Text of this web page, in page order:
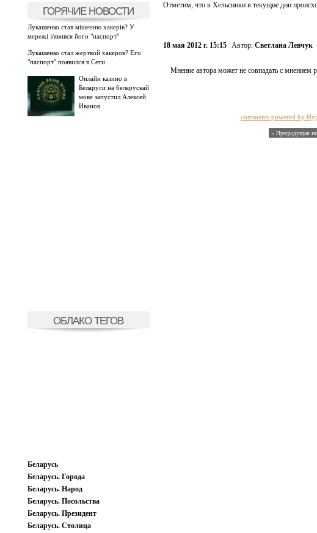
ГОРЯЧИЕ НОВОСТИ
Лукашенко став мішенню хакерів? У
мережі з'явився його "паспорт"
Лукашенко стал жертвой хакеров? Его
"паспорт" появился в Сети
Онлайн казино в
Беларуси на беларускай
мове запустил Алексей
Иванов
ОБЛАКО ТЕГОВ
Беларусь
Беларусь. Города
Беларусь. Народ
Беларусь. Посольства
Беларусь. Президент
Беларусь. Столица
Отметим, что в Хельсинки в текущие дни
18 мая 2012 г. 15:15 Автор: Светлана Левчук
Мнение автора может не совпадать с мнением
comments powered by
« Предыдущая